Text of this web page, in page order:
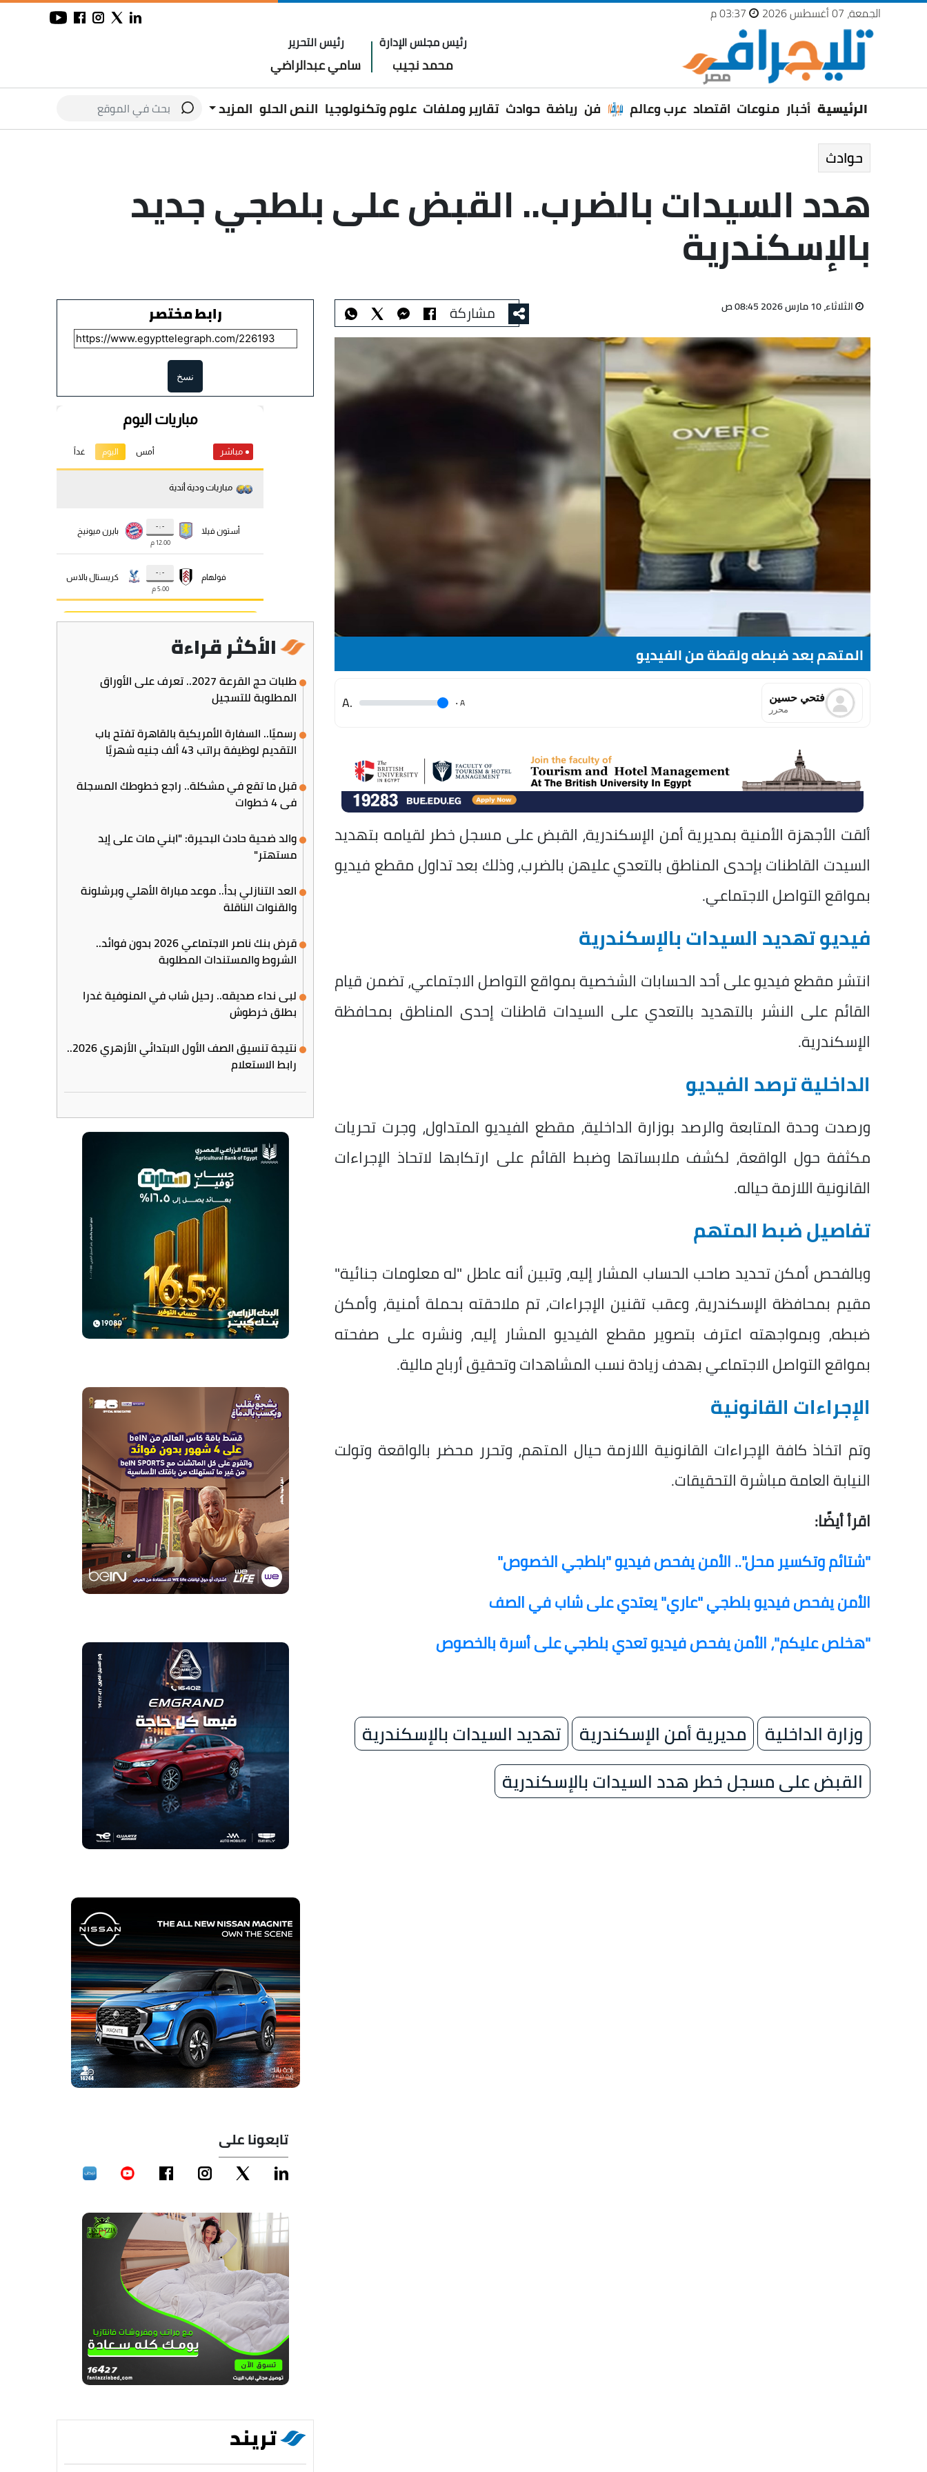
الجمعة، 07 أغسطس 2026
رئيس مجلس الإدارة
محمد نجيب
رئيس التحرير
سامي عبدالراضي
الرئيسية أخبار منوعات اقتصاد عرب وعالم فن رياضة حوادث تقارير وملفات علوم وتكنولوجيا النص الحلو المزيد
حوادث
هدد السيدات بالضرب.. القبض على بلطجي جديد
بالإسكندرية
الثلاثاء، 10 مارس 2026 08:45 ص مشاركة
المتهم بعد ضبطه ولقطة من الفيديو
فتحي حسين
محرر A
.
.A
ألقت الأجهزة الأمنية بمديرية أمن الإسكندرية، القبض على مسجل خطر لقيامه بتهديد
السيدت القاطنات بإحدى المناطق بالتعدي عليهن بالضرب، وذلك بعد تداول مقطع فيديو
بمواقع التواصل الاجتماعي.
فيديو تهديد السيدات بالإسكندرية
انتشر مقطع فيديو على أحد الحسابات الشخصية بمواقع التواصل الاجتماعي، تضمن قيام
القائم على النشر بالتهديد بالتعدي على السيدات قاطنات إحدى المناطق بمحافظة
الإسكندرية.
الداخلية ترصد الفيديو
ورصدت وحدة المتابعة والرصد بوزارة الداخلية، مقطع الفيديو المتداول، وجرت تحريات
مكثفة حول الواقعة، لكشف ملابساتها وضبط القائم على ارتكابها لاتحاذ الإجراءات
القانونية اللازمة حياله.
تفاصيل ضبط المتهم
وبالفحص أمكن تحديد صاحب الحساب المشار إليه، وتبين أنه عاطل "له معلومات جنائية"
مقيم بمحافظة الإسكندرية، وعقب تقنين الإجراءات، تم ملاحقته بحملة أمنية، وأمكن
ضبطه، وبمواجهته اعترف بتصوير مقطع الفيديو المشار إليه، ونشره على صفحته
بمواقع التواصل الاجتماعي بهدف زيادة نسب المشاهدات وتحقيق أرباح مالية.
الإجراءات القانونية
وتم اتخاذ كافة الإجراءات القانونية اللازمة حيال المتهم، وتحرر محضر بالواقعة وتولت
النيابة العامة مباشرة التحقيقات.
اقرأ أيضًا:
"شتائم وتكسير محل".. الأمن يفحص فيديو "بلطجي الخصوص"
الأمن يفحص فيديو بلطجي "عاري" يعتدي على شاب في الصف
"هخلص عليكم"، الأمن يفحص فيديو تعدي بلطجي على أسرة بالخصوص
وزارة الداخلية مديرية أمن الإسكندرية
تهديد السيدات بالإسكندرية
القبض على مسجل خطر هدد السيدات بالإسكندرية
رابط مختصر
نسخ
الأكثر قراءة
طلبات حج القرعة 2027.. تعرف على الأوراق
المطلوبة للتسجيل
رسميًا.. السفارة الأمريكية بالقاهرة تفتح باب
التقديم لوظيفة براتب 43 ألف جنيه شهريًا
قبل ما تقع في مشكلة.. راجع خطوطك المسجلة
في 4 خطوات
والد ضحية حادث البحيرة: "ابني مات على إيد
مستهتر"
العد التنازلي بدأ.. موعد مباراة الأهلي وبرشلونة
والقنوات الناقلة
قرض بنك ناصر الاجتماعي 2026 بدون فوائد..
الشروط والمستندات المطلوبة
لبى نداء صديقه.. رحيل شاب في المنوفية غدرا
بطلق خرطوش
نتيجة تنسيق الصف الأول الابتدائي الأزهري 2026..
رابط الاستعلام
تابعونا على
تريند